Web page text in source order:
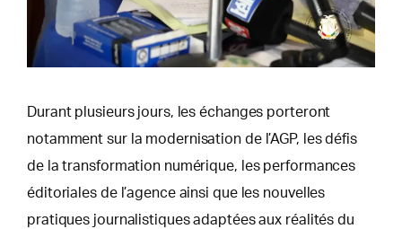
Durant plusieurs jours, les échanges porteront
notamment sur la modernisation de l’AGP, les défis
de la transformation numérique, les performances
éditoriales de l’agence ainsi que les nouvelles
pratiques journalistiques adaptées aux réalités du